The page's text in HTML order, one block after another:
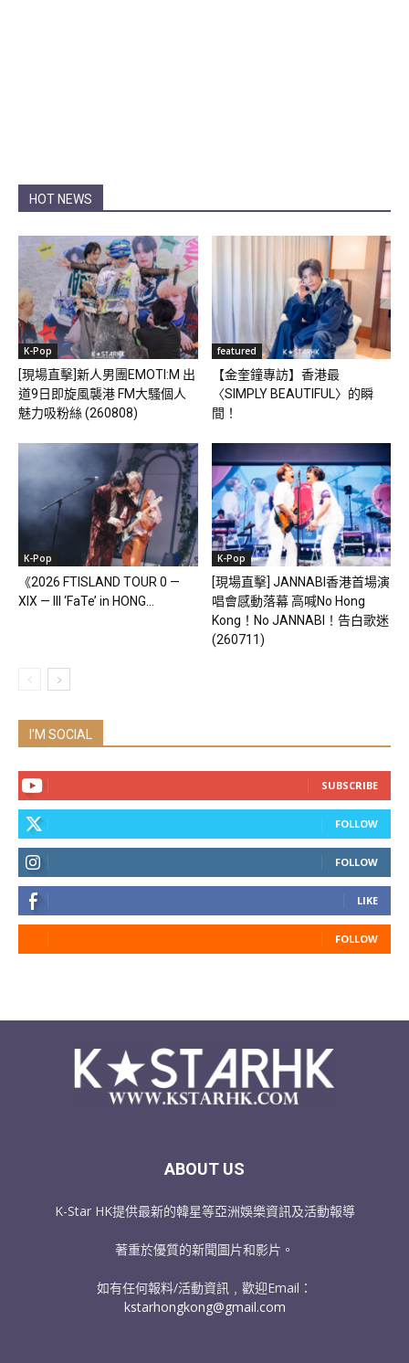
HOT NEWS
K-Pop
[現場直擊]新人男團EMOTI:M 出
道9日即旋風襲港 FM大騷個人
魅力吸粉絲 (260808)
featured
【金奎鐘專訪】香港最
〈SIMPLY BEAUTIFUL〉的瞬
間！
K-Pop
《2026 FTISLAND TOUR 0 —
XIX — III ‘FaTe’ in HONG...
K-Pop
[現場直擊] JANNABI香港首場演
唱會感動落幕 高喊No Hong
Kong！No JANNABI！告白歌迷
(260711)
I'M SOCIAL
SUBSCRIBE
FOLLOW
FOLLOW
LIKE
FOLLOW
ABOUT US
K-Star HK提供最新的韓星等亞洲娛樂資訊及活動報導
著重於優質的新聞圖片和影片。
如有任何報料/活動資訊﹐歡迎Email：
kstarhongkong@gmail.com